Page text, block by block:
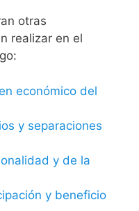
otras
realizar en el
económico del
y separaciones
y de la
y beneficio